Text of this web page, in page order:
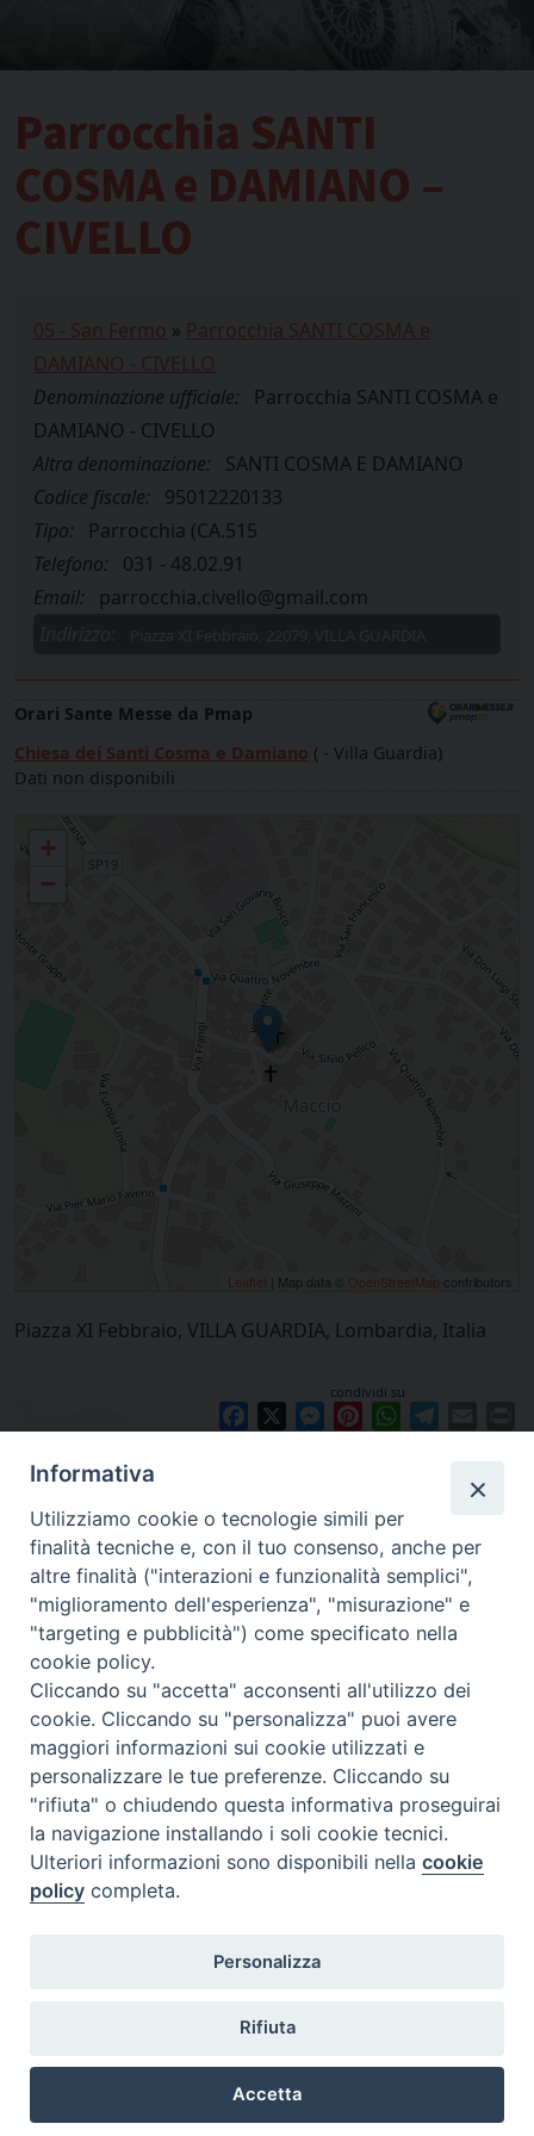
Parrocchia SANTI
COSMA e DAMIANO –
CIVELLO
05 - San Fermo » Parrocchia SANTI COSMA e
DAMIANO - CIVELLO
Denominazione ufficiale:
Parrocchia SANTI COSMA e
DAMIANO - CIVELLO
Altra denominazione:
SANTI COSMA E DAMIANO
Codice fiscale:
95012220133
Tipo:
Parrocchia (CA.515
Telefono:
031 - 48.02.91
Email:
parrocchia.civello@gmail.com
Orari Sante Messe da Pmap
Chiesa dei Santi Cosma e Damiano ( - Villa Guardia)
Dati non disponibili
Parrocchia SANTI COSMA e DAMIANO - CIVELLO
+
−
Leaflet | Map data © OpenStreetMap contributors
Piazza XI Febbraio, VILLA GUARDIA, Lombardia, Italia
condividi su
Facebook Messenger
PinterestWhatsApp
Diocesi
di Como
Diocesi di Como | piazza Grimoldi, 5
Riproduzione solo con permesso.
Iscriviti alla Newsletter
Informativa
Utilizziamo cookie o tecnologie simili per
finalità tecniche e, con il tuo consenso, anche per
altre finalità ("interazioni e funzionalità semplici",
"miglioramento dell'esperienza", "misurazione" e
"targeting e pubblicità") come specificato nella
cookie policy.
Cliccando su "accetta" acconsenti all'utilizzo dei
cookie. Cliccando su "personalizza" puoi avere
maggiori informazioni sui cookie utilizzati e
personalizzare le tue preferenze. Cliccando su
"rifiuta" o chiudendo questa informativa proseguirai
la navigazione installando i soli cookie tecnici.
Ulteriori informazioni sono disponibili nellacookie
policy completa.
Personalizza
Rifiuta
Accetta